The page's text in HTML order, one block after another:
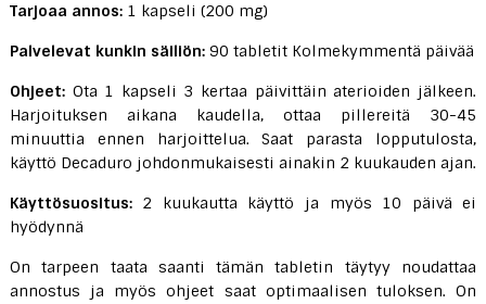
Tarjoaa annos:1 kapseli (200 mg)
Palvelevat kunkin säiliön:90 tabletit Kolmekymmentä päivää
Ohjeet:Ota 1 kapseli 3 kertaa päivittäin aterioiden jälkeen.
Harjoituksen aikana kaudella, ottaa pillereitä 30-45
minuuttia ennen harjoittelua. Saat parasta lopputulosta,
käyttö Decaduro johdonmukaisesti ainakin 2 kuukauden ajan.
Käyttösuositus:2 kuukautta käyttö ja myös 10 päivä ei
hyödynnä
On tarpeen taata saanti tämän tabletin täytyy noudattaa
annostus ja myös ohjeet saat optimaalisen tuloksen. On